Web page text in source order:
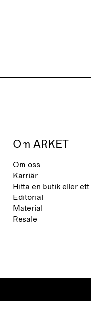
Om ARKET
Om oss
Karriär
Hitta en butik eller ett
Editorial
Material
Resale